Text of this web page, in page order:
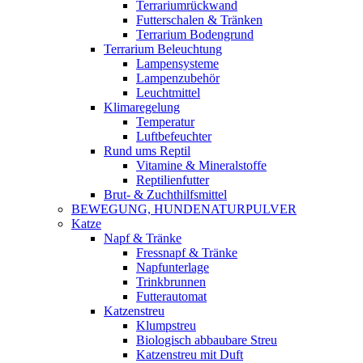
Terrariumrückwand
Futterschalen & Tränken
Terrarium Bodengrund
Terrarium Beleuchtung
Lampensysteme
Lampenzubehör
Leuchtmittel
Klimaregelung
Temperatur
Luftbefeuchter
Rund ums Reptil
Vitamine & Mineralstoffe
Reptilienfutter
Brut- & Zuchthilfsmittel
BEWEGUNG, HUNDENATURPULVER
Katze
Napf & Tränke
Fressnapf & Tränke
Napfunterlage
Trinkbrunnen
Futterautomat
Katzenstreu
Klumpstreu
Biologisch abbaubare Streu
Katzenstreu mit Duft